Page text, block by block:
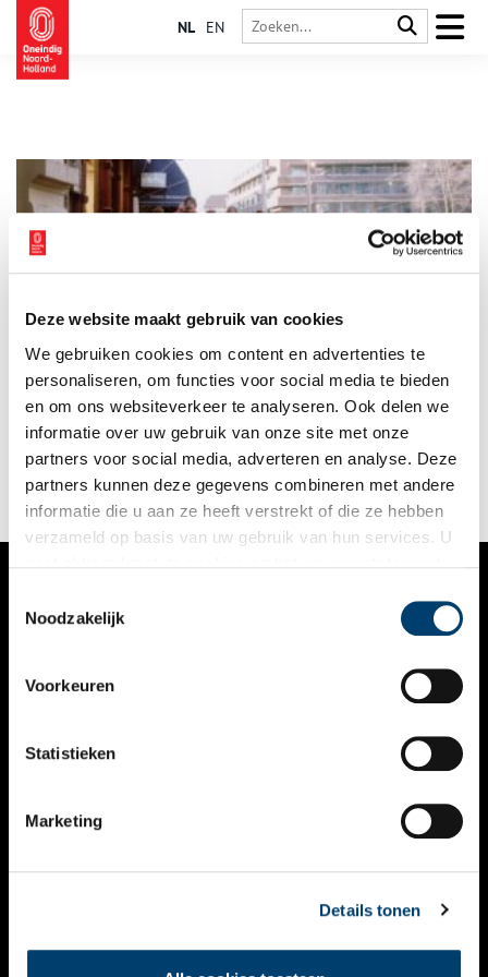
Deze website maakt gebruik van cookies
We gebruiken cookies om content en advertenties te
personaliseren, om functies voor social media te bieden
en om ons websiteverkeer te analyseren. Ook delen we
informatie over uw gebruik van onze site met onze
partners voor social media, adverteren en analyse. Deze
partners kunnen deze gegevens combineren met andere
informatie die u aan ze heeft verstrekt of die ze hebben
verzameld op basis van uw gebruik van hun services. U
Noodzakelijk
Voorkeuren
Statistieken
Marketing
Details tonen
NL EN
In de jaren ’70 waren ze daar plotseling. Met kale beschilderde
hoofden, zingend door de Amsterdamse straten: de Hare
Krishna’s. Wie waren deze aanhangers van Krishna en hoe
raakten ze in Amsterdam verzeild?
VERHALEN
KALENDER
THEMA’S
VIDEO’S
CONTACT